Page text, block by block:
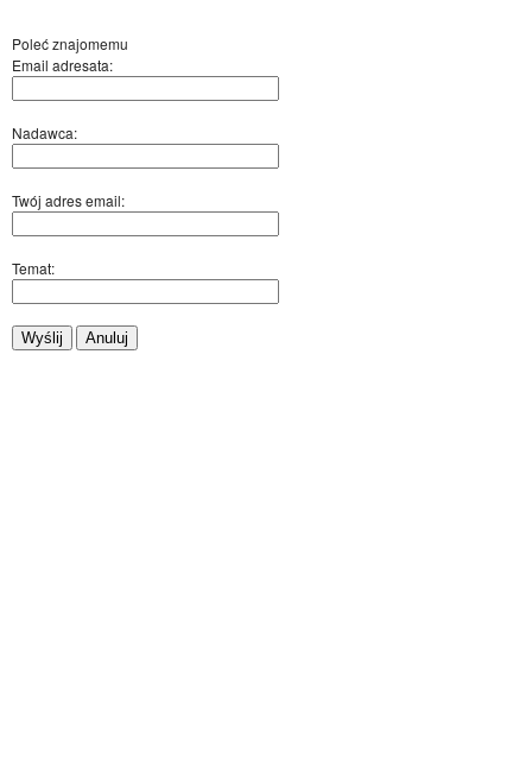
Poleć znajomemu
Email adresata:
Nadawca:
Twój adres email:
Temat:
Wyślij Anuluj